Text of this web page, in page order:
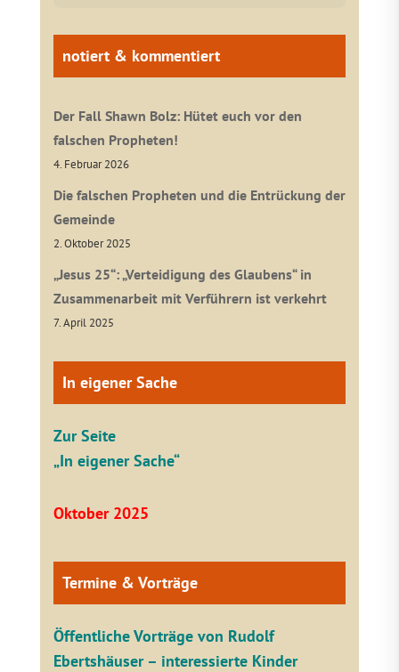
notiert & kommentiert
Der Fall Shawn Bolz: Hütet euch vor den
falschen Propheten!
4. Februar 2026
Die falschen Propheten und die Entrückung der
Gemeinde
2. Oktober 2025
„Jesus 25“: „Verteidigung des Glaubens“ in
Zusammenarbeit mit Verführern ist verkehrt
7. April 2025
In eigener Sache
Zur Seite
„In eigener Sache“
Oktober 2025
Termine & Vorträge
Öffentliche Vorträge von Rudolf
Ebertshäuser – interessierte Kinder